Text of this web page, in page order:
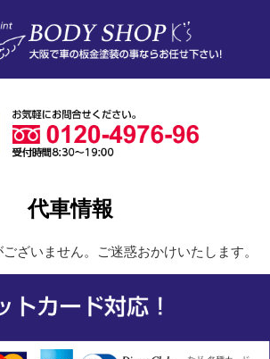
代車情報
ざいません。ご迷惑おかけいたします。